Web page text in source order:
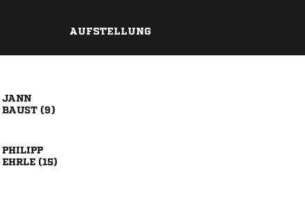
AUFSTELLUNG

 

 